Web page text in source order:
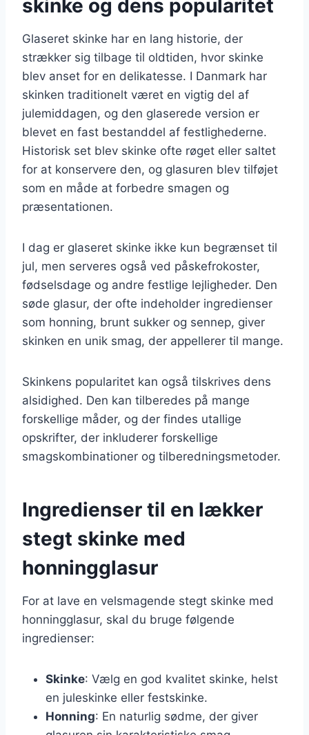
skinke og dens popularitet
Glaseret skinke har en lang historie, der
strækker sig tilbage til oldtiden, hvor skinke
blev anset for en delikatesse. I Danmark har
skinken traditionelt været en vigtig del af
julemiddagen, og den glaserede version er
blevet en fast bestanddel af festlighederne.
Historisk set blev skinke ofte røget eller saltet
for at konservere den, og glasuren blev tilføjet
som en måde at forbedre smagen og
præsentationen.
I dag er glaseret skinke ikke kun begrænset til
jul, men serveres også ved påskefrokoster,
fødselsdage og andre festlige lejligheder. Den
søde glasur, der ofte indeholder ingredienser
som honning, brunt sukker og sennep, giver
skinken en unik smag, der appellerer til mange.
Skinkens popularitet kan også tilskrives dens
alsidighed. Den kan tilberedes på mange
forskellige måder, og der findes utallige
opskrifter, der inkluderer forskellige
smagskombinationer og tilberedningsmetoder.
Ingredienser til en lækker
stegt skinke med
honningglasur
For at lave en velsmagende stegt skinke med
honningglasur, skal du bruge følgende
ingredienser:
Skinke: Vælg en god kvalitet skinke, helst
en juleskinke eller festskinke.
Honning: En naturlig sødme, der giver